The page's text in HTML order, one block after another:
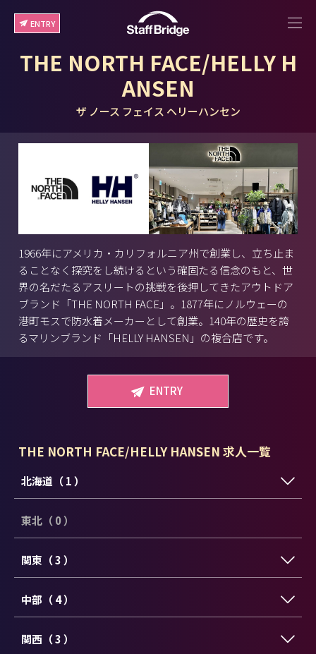
ENTRY
THE NORTH FACE/HELLY H
ANSEN
ザ ノース フェイス ヘリーハンセン
1966年にアメリカ・カリフォルニア州で創業し、立ち止ま
ることなく探究をし続けるという確固たる信念のもと、世
界の名だたるアスリートの挑戦を後押してきたアウトドア
ブランド「THE NORTH FACE」。1877年にノルウェーの
港町モスで防水着メーカーとして創業。140年の歴史を誇
るマリンブランド「HELLY HANSEN」の複合店です。
ENTRY
THE NORTH FACE/HELLY HANSEN 求人一覧
北海道（ 1 ）
東北（ 0 ）
関東（ 3 ）
中部（ 4 ）
関西（ 3 ）